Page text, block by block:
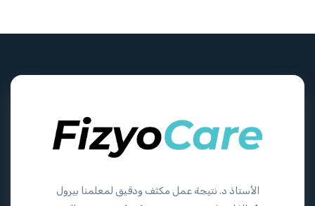
الأستاذ د. نتيجة عمل مكثف ودقيق لمعلمنا بيرول